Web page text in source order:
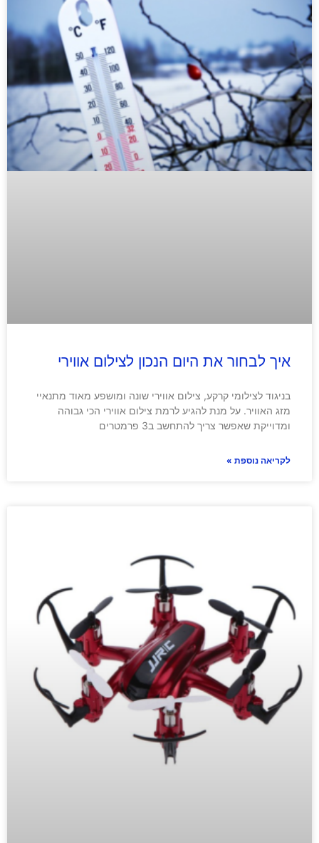
איך לבחור את היום הנכון לצילום אווירי
בניגוד לצילומי קרקע, צילום אווירי שונה ומושפע מאוד מתנאיי
מזג האוויר. על מנת להגיע לרמת צילום אווירי הכי גבוהה
ומדוייקת שאפשר צריך להתחשב ב3 פרמטרים
לקריאה נוספת »